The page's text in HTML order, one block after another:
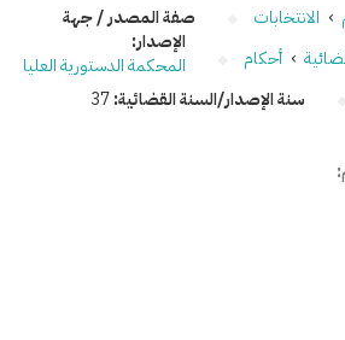
› الانتخابات
› أحكام
سنة الإصدار/السنة القضائية:37
صفة المصدر / جهة
الإصدار:
المحكمة الدستورية العليا